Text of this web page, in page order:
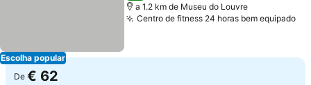
Escolha popular
a 1.2 km de Museu do Louvre
Centro de fitness 24 horas bem equipado
De € 62